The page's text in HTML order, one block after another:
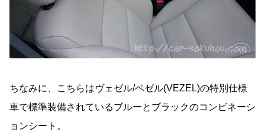
ちなみに、こちらはヴェゼル/ベゼル(VEZEL)の特別仕様
車で標準装備されているブルーとブラックのコンビネーシ
ョンシート。